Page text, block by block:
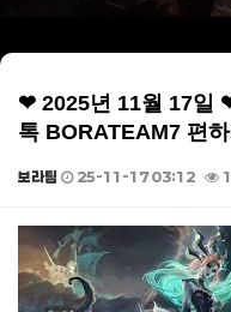
❤ 2025년 11월 17일
톡 BORATEAM7 편
보라팀 25-11-17 03:12